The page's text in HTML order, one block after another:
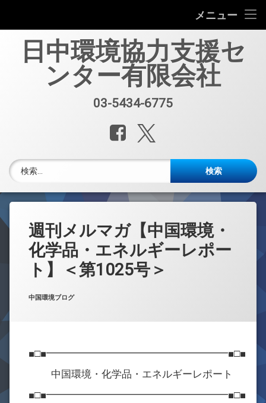
メニュー
中国環境規制対応セミナー（第33回）
中国環境規制対応支援業務紹介
セミナー、資料販売
中文
お問合せ
日中環境協力支援セ
ンター有限会社
03-5434-6775
Facebook
週刊メルマガ【中国環境・
化学品・エネルギーレポー
ト】＜第1025号＞
Posted on 2022年8月15日
Updated on 2022年8月15日
byw059105
カテゴリー:
中国環境ブログ
■□■━━━━━━━━━━━━━━━━━━■□■
中国環境・化学品・エネルギーレポート
■□■━━━━━━━━━━━━━━━━━━■□■